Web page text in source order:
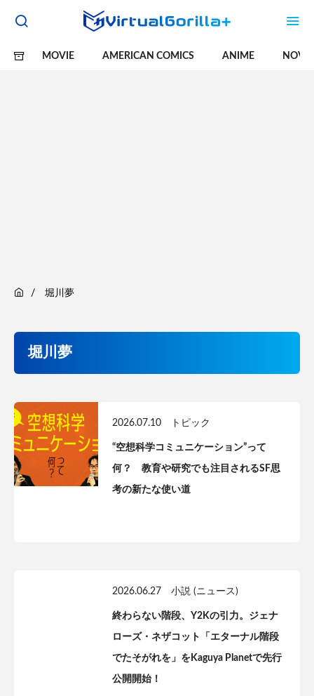
MOVIE AMERICAN COMICS ANIME
堀川夢
堀川夢
2026.07.10 トピック
“空想科学コミュニケーション”って
何？ 教育や研究でも注目されるSF思
考の新たな使い道
2026.06.27 小説 (ニュース)
終わらない階段、Y2Kの引力。ジェナ
ローズ・ネザコット「エターナル階段
でたそがれを」をKaguya Planetで先行
公開開始！